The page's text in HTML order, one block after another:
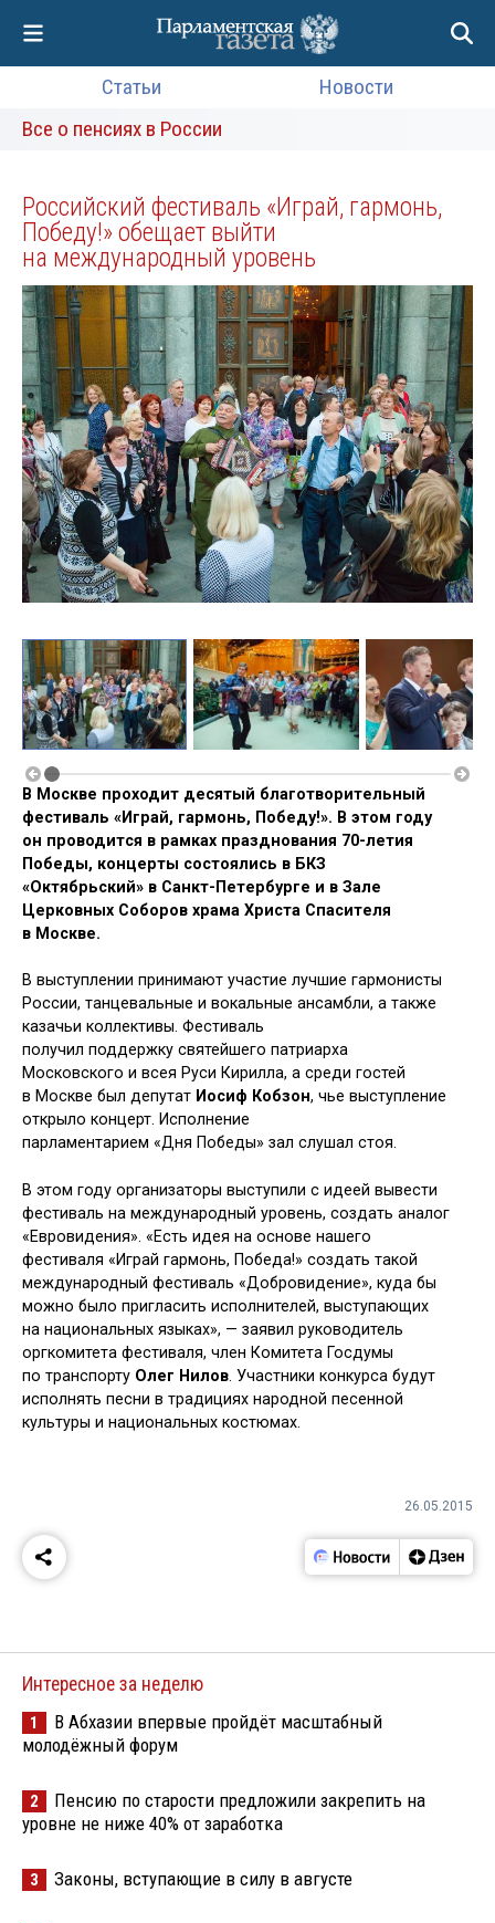
Статьи
Новости
Все о пенсиях в России
Российский фестиваль «Играй, гармонь,
Победу!» обещает выйти
на международный уровень
В Москве проходит десятый благотворительный
фестиваль «Играй, гармонь, Победу!». В этом году
он проводится в рамках празднования 70-летия
Победы, концерты состоялись в БКЗ
«Октябрьский» в Санкт-Петербурге и в Зале
Церковных Соборов храма Христа Спасителя
в Москве.
В выступлении принимают участие лучшие гармонисты
России, танцевальные и вокальные ансамбли, а также
казачьи коллективы. Фестиваль
получил поддержку святейшего патриарха
Московского и всея Руси Кирилла, а среди гостей
в Москве был депутат Иосиф Кобзон, чье выступление
открыло концерт. Исполнение
парламентарием «Дня Победы» зал слушал стоя.
В этом году организаторы выступили с идеей вывести
фестиваль на международный уровень, создать аналог
«Евровидения». «Есть идея на основе нашего
фестиваля «Играй гармонь, Победа!» создать такой
международный фестиваль «Добровидение», куда бы
можно было пригласить исполнителей, выступающих
на национальных языках», — заявил руководитель
оргкомитета фестиваля, член Комитета Госдумы
по транспорту Олег Нилов . Участники конкурса будут
исполнять песни в традициях народной песенной
культуры и национальных костюмах.
26.05.2015
Интересное за неделю
1
В Абхазии впервые пройдёт масштабный
молодёжный форум
2
Пенсию по старости предложили закрепить на
уровне не ниже 40% от заработка
3 Законы, вступающие в силу в августе